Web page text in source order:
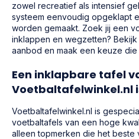
zowel recreatief als intensief
systeem eenvoudig opgeklapt
worden gemaakt. Zoek jij een
inklappen en wegzetten?
aanbod en maak een keuze die
Een inklapbare tafel
Voetbaltafelwinkel.nl
Voetbaltafelwinkel.nl is
voetbaltafels van een hoge
alleen topmerken die het beste